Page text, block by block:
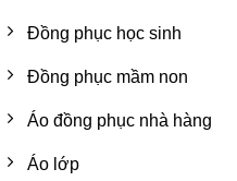
Đồng phục học sinh
Đồng phục mầm non
Áo đồng phục nhà hàng
Áo lớp